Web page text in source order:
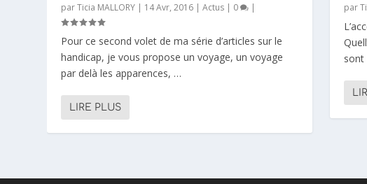
parTicia MALLORY | 14 Avr, 2016 |Actus | 0 |
Pour ce second volet de ma série d’articles sur le
handicap, je vous propose un voyage, un voyage
par delà les apparences, …
LIRE PLUS
par
sont